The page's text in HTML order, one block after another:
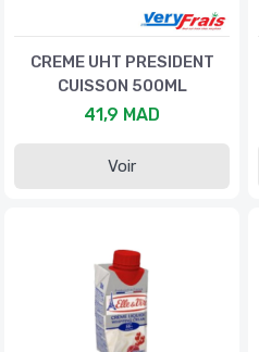
CREME UHT PRESIDENT
CUISSON 500ML
41,9 MAD
Voir